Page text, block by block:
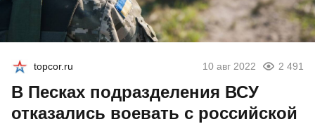
topcor.ru 10 авг 2022 2 491
В Песках подразделения ВСУ
отказались воевать с российской